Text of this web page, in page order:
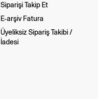
Siparişi Takip Et
E-arşiv Fatura
Üyeliksiz Sipariş Takibi /
İadesi